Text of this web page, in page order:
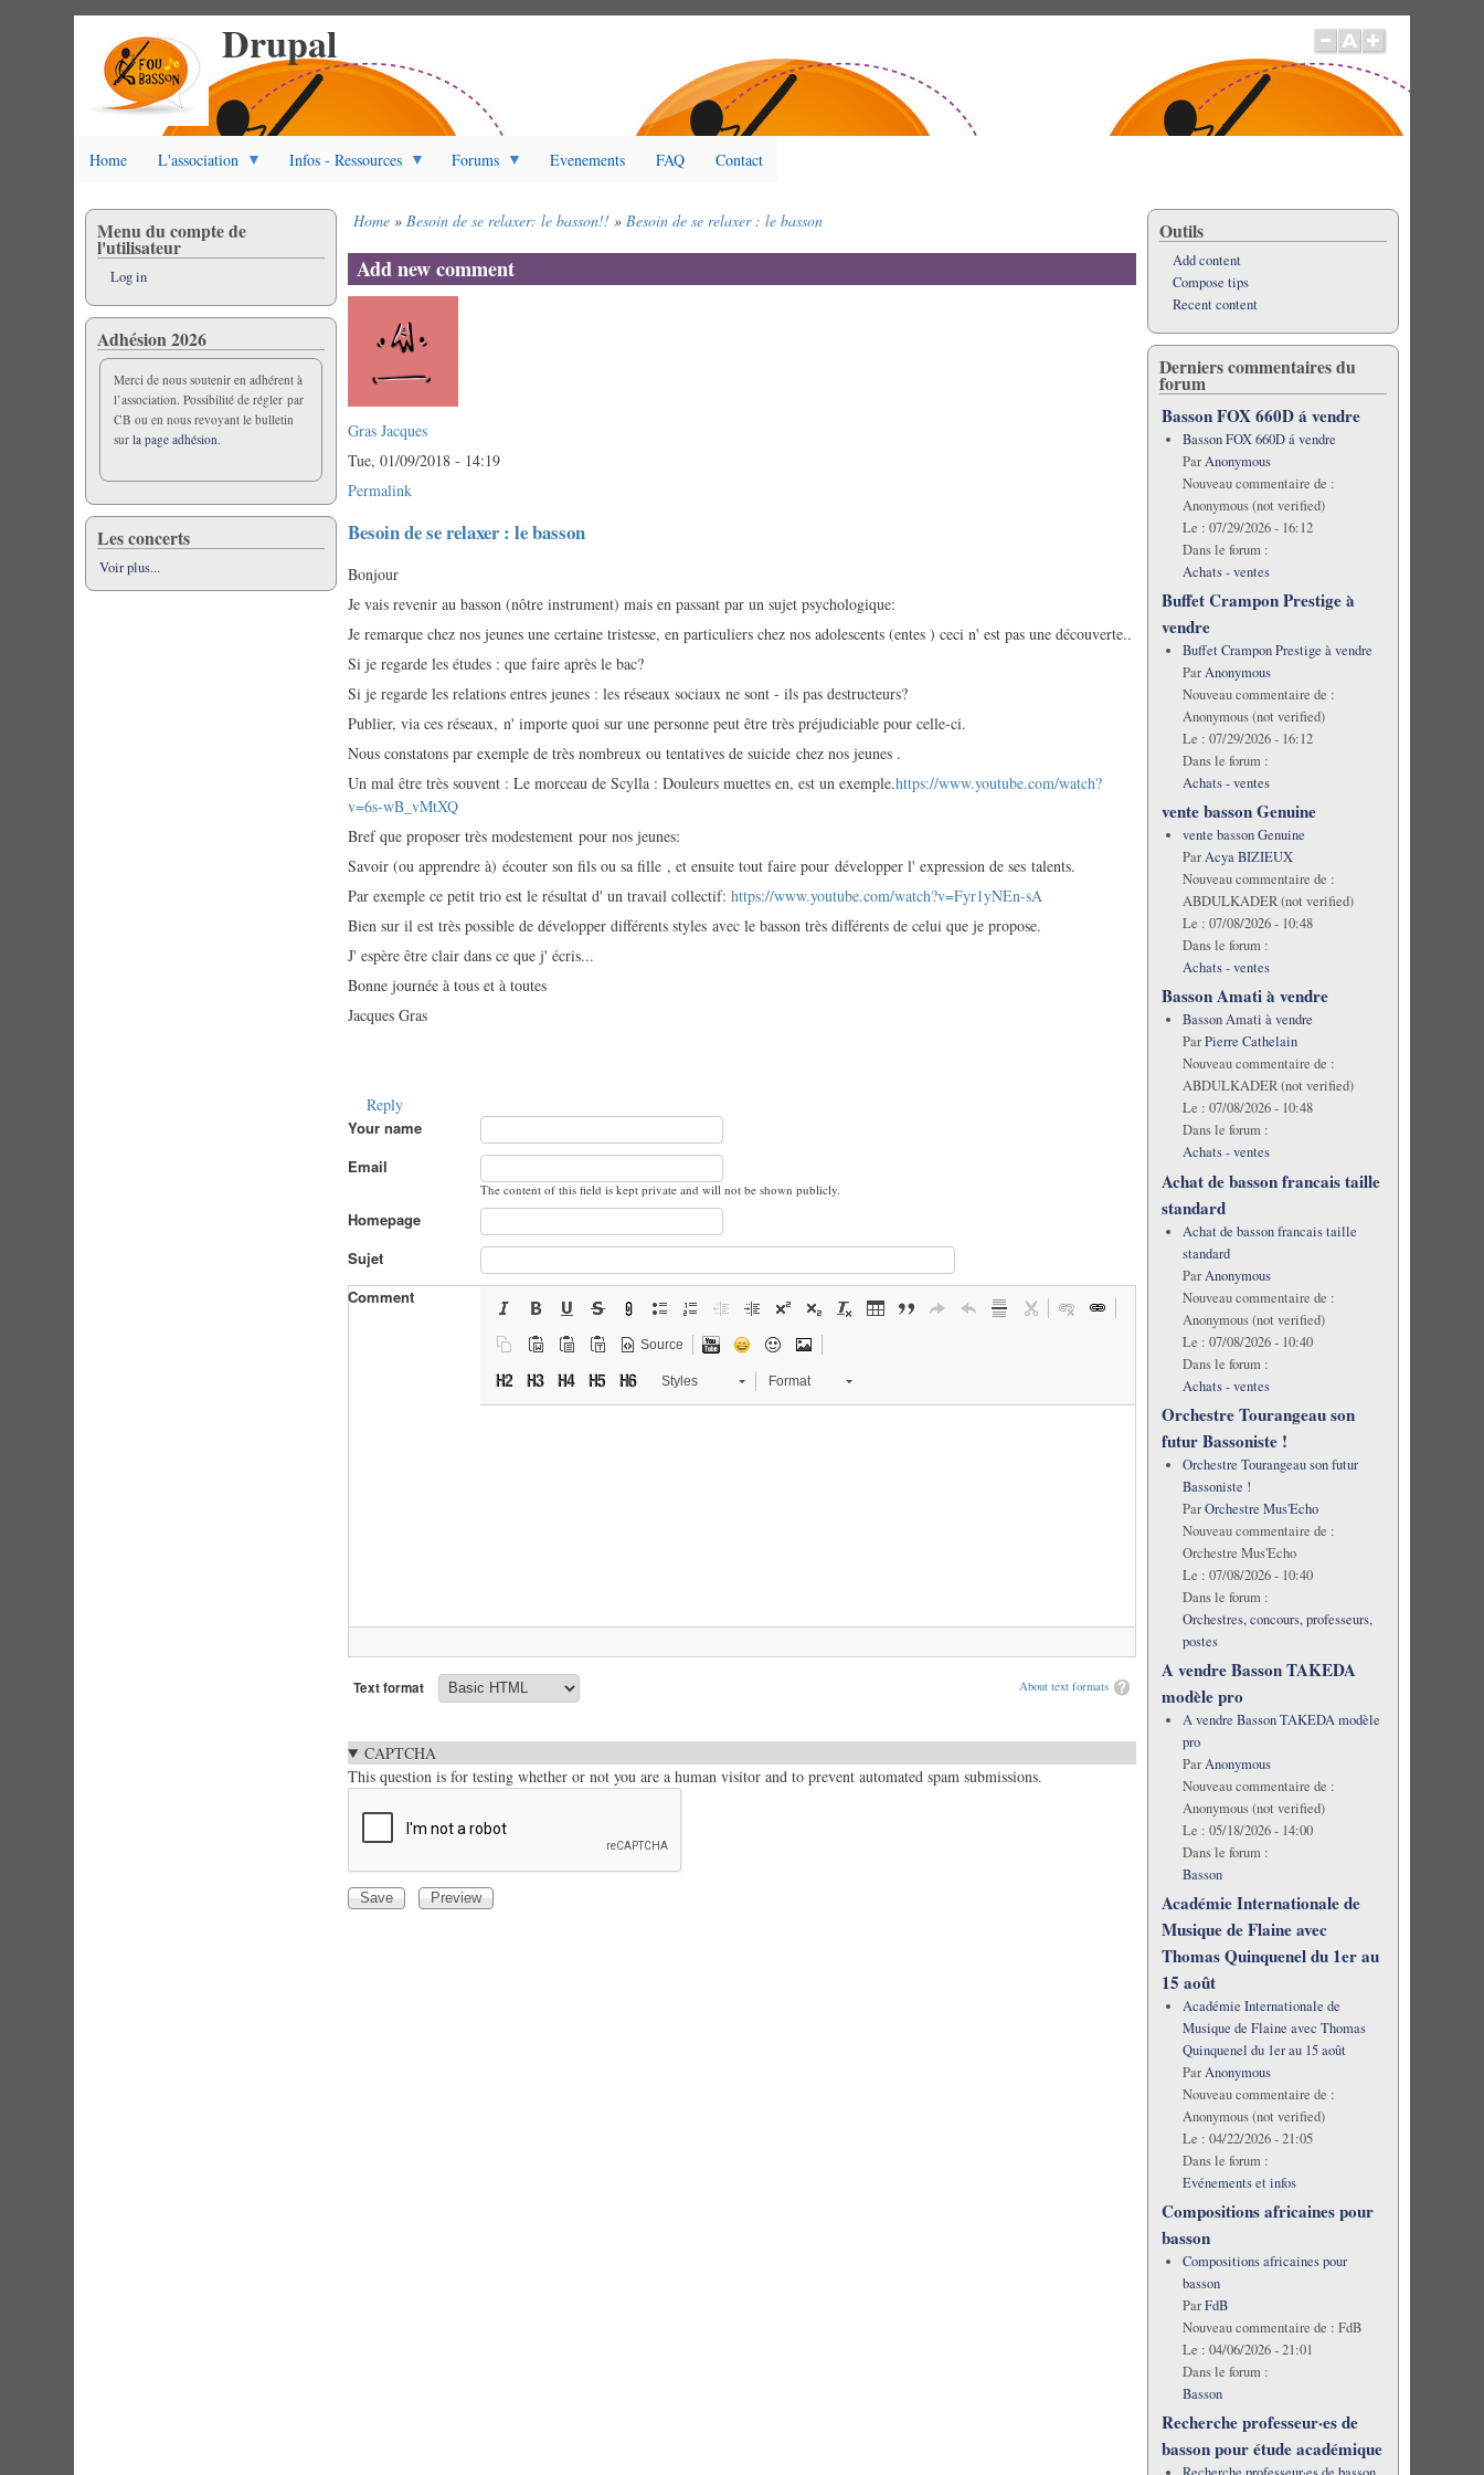
Drupal
Home L'association Infos - Ressources Forums Evenements FAQ Contact
Home Besoin de se relaxer: le basson!! Besoin de se relaxer : le basson
Add new comment
Gras Jacques
Tue, 01/09/2018 - 14:19
Permalink
Besoin de se relaxer : le basson
Bonjour
Je vais revenir au basson (nôtre instrument) mais en passant par un sujet psychologique:
Je remarque chez nos jeunes une certaine tristesse, en particuliers chez nos adolescents (entes ) ceci n' est pas une découverte..
Si je regarde les études : que faire après le bac?
Si je regarde les relations entres jeunes : les réseaux sociaux ne sont - ils pas destructeurs?
Publier, via ces réseaux, n' importe quoi sur une personne peut être très préjudiciable pour celle-ci.
Nous constatons par exemple de très nombreux ou tentatives de suicide chez nos jeunes .
Un mal être très souvent : Le morceau de Scylla : Douleurs muettes en, est un exemple.https://www.youtube.com/watch?
v=6s-wB_vMtXQ
Bref que proposer très modestement pour nos jeunes:
Savoir (ou apprendre à) écouter son fils ou sa fille , et ensuite tout faire pour développer l' expression de ses talents.
Par exemple ce petit trio est le résultat d' un travail collectif:https://www.youtube.com/watch?v=Fyr1yNEn-sA
Bien sur il est très possible de développer différents styles avec le basson très différents de celui que je propose.
J' espère être clair dans ce que j' écris...
Bonne journée à tous et à toutes
Jacques Gras
Reply
Your name
Email
The content of this field is kept private and will not be shown publicly.
Homepage
Sujet
Comment
Source
Styles Format
About text formats
Text format
CAPTCHA
This question is for testing whether or not you are a human visitor and to prevent automated spam submissions.
Menu du compte de
l'utilisateur
Log in
Adhésion 2026
Merci de nous soutenir en adhérent à
l’association. Possibilité de régler par
CB ou en nous revoyant le bulletin
surla page adhésion.
Les concerts
Voir plus...
Outils
Add content
Compose tips
Recent content
Derniers commentaires du
forum
Basson FOX 660D á vendre
Basson FOX 660D á vendre
ParAnonymous
Nouveau commentaire de :
Anonymous (not verified)
Le : 07/29/2026 - 16:12
Dans le forum :
Achats - ventes
Buffet Crampon Prestige à
vendre
Buffet Crampon Prestige à vendre
ParAnonymous
Nouveau commentaire de :
Anonymous (not verified)
Le : 07/29/2026 - 16:12
Dans le forum :
Achats - ventes
vente basson Genuine
vente basson Genuine
ParAcya BIZIEUX
Nouveau commentaire de :
ABDULKADER (not verified)
Le : 07/08/2026 - 10:48
Dans le forum :
Achats - ventes
Basson Amati à vendre
Basson Amati à vendre
ParPierre Cathelain
Nouveau commentaire de :
ABDULKADER (not verified)
Le : 07/08/2026 - 10:48
Dans le forum :
Achats - ventes
Achat de basson francais taille
standard
Achat de basson francais taille
standard
ParAnonymous
Nouveau commentaire de :
Anonymous (not verified)
Le : 07/08/2026 - 10:40
Dans le forum :
Achats - ventes
Orchestre Tourangeau son
futur Bassoniste !
Orchestre Tourangeau son futur
Bassoniste !
ParOrchestre Mus'Echo
Nouveau commentaire de :
Orchestre Mus'Echo
Le : 07/08/2026 - 10:40
Dans le forum :
Orchestres, concours, professeurs,
postes
A vendre Basson TAKEDA
modèle pro
A vendre Basson TAKEDA modèle
pro
ParAnonymous
Nouveau commentaire de :
Anonymous (not verified)
Le : 05/18/2026 - 14:00
Dans le forum :
Basson
Académie Internationale de
Musique de Flaine avec
Thomas Quinquenel du 1er au
15 août
Académie Internationale de
Musique de Flaine avec Thomas
Quinquenel du 1er au 15 août
ParAnonymous
Nouveau commentaire de :
Anonymous (not verified)
Le : 04/22/2026 - 21:05
Dans le forum :
Evénements et infos
Compositions africaines pour
basson
Compositions africaines pour
basson
ParFdB
Nouveau commentaire de : FdB
Le : 04/06/2026 - 21:01
Dans le forum :
Basson
Recherche professeur·es de
basson pour étude académique